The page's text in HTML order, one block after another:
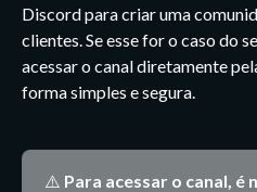
Discord para criar uma
clientes. Se esse for o caso do
acessar o canal diretamente
forma simples e segura.
⚠️ Para acessar o canal, é